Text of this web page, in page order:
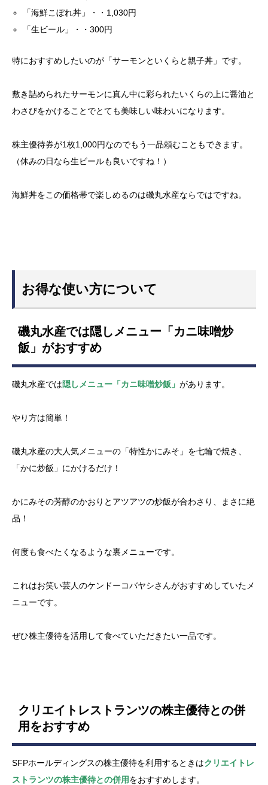
「海鮮こぼれ丼」・・1,030円
「生ビール」・・300円
特におすすめしたいのが「サーモンといくらと親子丼」です。
敷き詰められたサーモンに真ん中に彩られたいくらの上に醤油と
わさびをかけることでとても美味しい味わいになります。
株主優待券が1枚1,000円なのでもう一品頼むこともできます。
（休みの日なら生ビールも良いですね！）
海鮮丼をこの価格帯で楽しめるのは磯丸水産ならではですね。
お得な使い方について
磯丸水産では隠しメニュー「カニ味噌炒
飯」がおすすめ
磯丸水産では隠しメニュー「カニ味噌炒飯」 があります。
やり方は簡単！
磯丸水産の大人気メニューの「特性かにみそ」を七輪で焼き、
「かに炒飯」にかけるだけ！
かにみその芳醇のかおりとアツアツの炒飯が合わさり、まさに絶
品！
何度も食べたくなるような裏メニューです。
これはお笑い芸人のケンドーコバヤシさんがおすすめしていたメ
ニューです。
ぜひ株主優待を活用して食べていただきたい一品です。
クリエイトレストランツの株主優待との併
用をおすすめ
SFPホールディングスの株主優待を利用するときはクリエイトレ
ストランツの株主優待との併用をおすすめします。